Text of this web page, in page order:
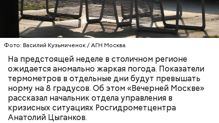
Фото: Василий Кузьмиченок / АГН Москва
На предстоящей неделе в столичном регионе
ожидается аномально жаркая погода. Показатели
термометров в отдельные дни будут превышать
норму на 8 градусов. Об этом «Вечерней Москве»
рассказал начальник отдела управления в
кризисных ситуациях Росгидрометцентра
Анатолий Цыганков.
— Курица сначала обжаривается с небольшим
количеством масла и лука на сковороде. Затем ее
нужно отправить в глубокий противень. Сверху
кладем кабачки, нарезанные крупным кубиком, —
порекомендовал собеседник «ВМ».